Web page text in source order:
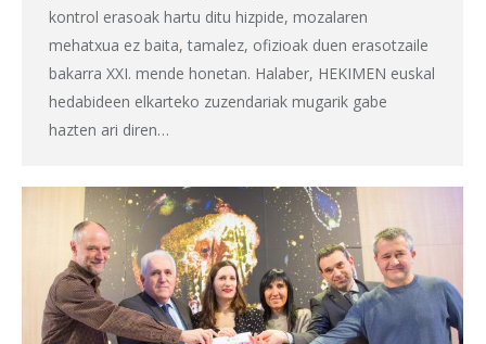
kontrol erasoak hartu ditu hizpide, mozalaren
mehatxua ez baita, tamalez, ofizioak duen erasotzaile
bakarra XXI. mende honetan. Halaber, HEKIMEN euskal
hedabideen elkarteko zuzendariak mugarik gabe
hazten ari diren…